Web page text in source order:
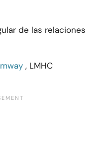
de las relaciones
, LMHC